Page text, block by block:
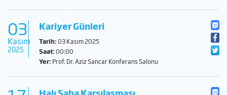
03
Kasım
2025
Kariyer Günleri
Tarih:03 Kasım 2025
Saat:00:00
Yer: Prof. Dr. Aziz Sancar Konferans Salonu